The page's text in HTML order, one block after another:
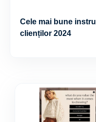
Cele mai bune
clienților 2024